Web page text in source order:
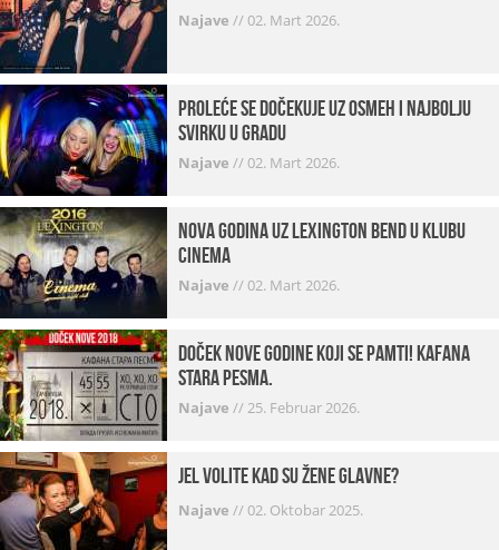
Najave //02. Mart 2026.
Proleće se dočekuje uz osmeh i najbolju
svirku u gradu
Najave //02. Mart 2026.
Nova godina uz Lexington bend u klubu
Cinema
Najave //02. Mart 2026.
Doček Nove godine koji se pamti! Kafana
Stara pesma.
Najave //25. Februar 2026.
Jel volite kad su žene glavne?
Najave //02. Oktobar 2025.